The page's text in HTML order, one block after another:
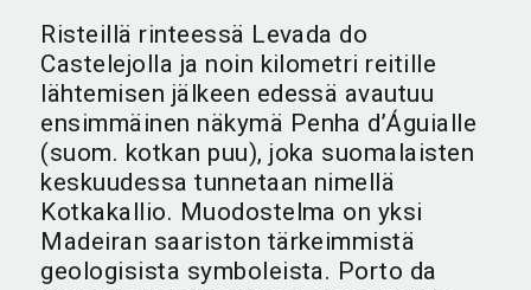
Risteillä rinteessä Levada do
Castelejolla ja noin kilometri reitille
lähtemisen jälkeen edessä avautuu
ensimmäinen näkymä Penha d’Águialle
(suom. kotkan puu), joka suomalaisten
keskuudessa tunnetaan nimellä
Kotkakallio. Muodostelma on yksi
Madeiran saariston tärkeimmistä
geologisista symboleista. Porto da